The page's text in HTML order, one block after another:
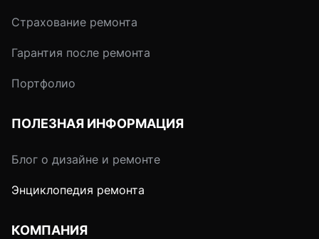
Страхование ремонта
Гарантия после ремонта
Портфолио
ПОЛЕЗНАЯ ИНФОРМАЦИЯ
Блог о дизайне и ремонте
Энциклопедия ремонта
КОМПАНИЯ